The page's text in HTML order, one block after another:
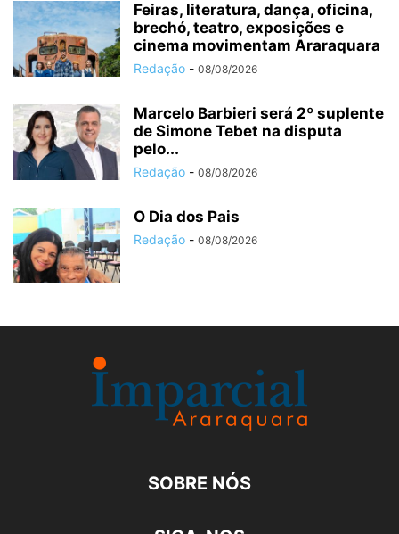
Feiras, literatura, dança, oficina,
brechó, teatro, exposições e
cinema movimentam Araraquara
Redação - 08/08/2026
Marcelo Barbieri será 2º suplente
de Simone Tebet na disputa
pelo...
Redação - 08/08/2026
O Dia dos Pais
Redação - 08/08/2026
SOBRE NÓS